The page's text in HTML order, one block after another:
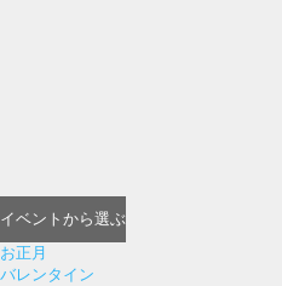
イベント から選ぶ
お正月
バレンタイン